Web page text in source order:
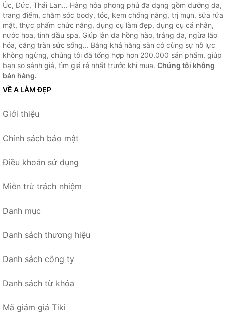
Úc, Đức, Thái Lan... Hàng hóa phong phú đa dạng gồm dưỡng da,
trang điểm, chăm sóc body, tóc, kem chống nắng, trị mụn, sữa rửa
mặt, thực phẩm chức năng, dụng cụ làm đẹp, dụng cụ cá nhân,
nước hoa, tinh dầu spa. Giúp làn da hồng hào, trắng da, ngừa lão
hóa, căng tràn sức sống... Bằng khả năng sẵn có cùng sự nỗ lực
không ngừng, chúng tôi đã tổng hợp hơn 200.000 sản phẩm, giúp
bạn so sánh giá, tìm giá rẻ nhất trước khi mua. Chúng tôi không
bán hàng.
VỀ A LÀM ĐẸP
Giới thiệu
Chính sách bảo mật
Điều khoản sử dụng
Miễn trừ trách nhiệm
Danh mục
Danh sách thương hiệu
Danh sách công ty
Danh sách từ khóa
Mã giảm giá Tiki